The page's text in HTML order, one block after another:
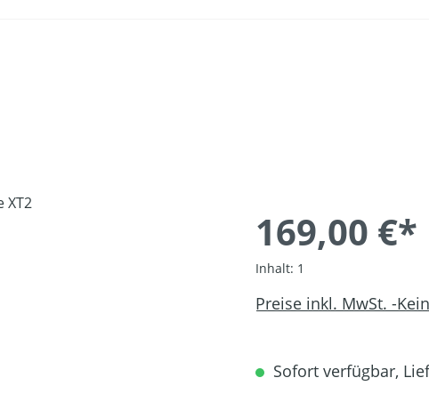
169,00 €*
Inhalt: 1
Preise inkl. MwSt. -
Sofort verfügbar,